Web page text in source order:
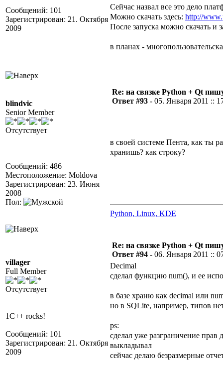
Сообщений: 101
Зарегистрирован: 21. Октября
2009
Сейчас назвал все это дело
Можно скачать здесь: http://
После запуска можно скачать и
в планах -
blindvic
Senior Member
Отсутствует
Сообщений: 486
Местоположение: Moldova
Зарегистрирован: 23. Июня
2008
Пол:
Re: на связке Python + Qt
Ответ #93 - 05. Января 2011 ::
в своей системе Пента, как ты
хранишь? как строку?
Python, Linux, KDE
villager
Full Member
Отсутствует
1C++ rocks!
Сообщений: 101
Зарегистрирован: 21. Октября
2009
Re: на связке Python + Qt
Ответ #94 - 06. Января 2011 ::
Decimal
сделал функцию num(), и ее
в базе храню как decimal или
но в SQLite, например, типов
ps:
сделал уже разграничение прав
выкладывал
сейчас делаю безразмерные